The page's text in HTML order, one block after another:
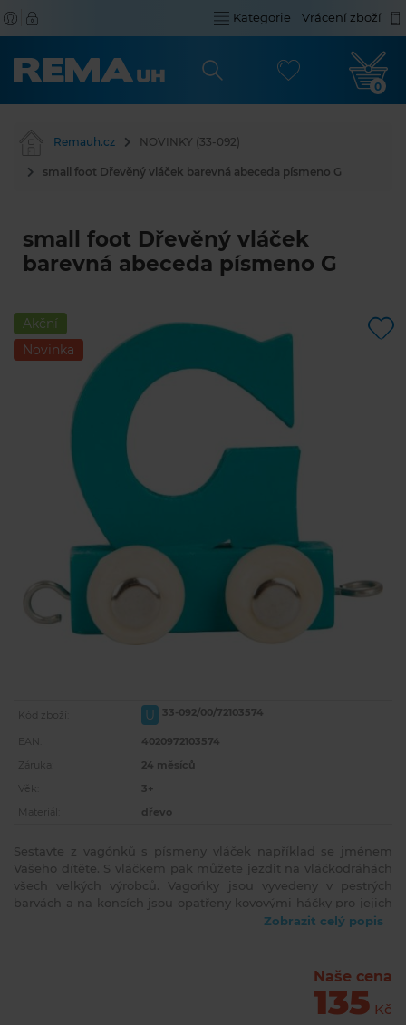
Kategorie Vrácení zboží
0
Remauh.cz NOVINKY (33-092)
small foot Dřevěný vláček barevná abeceda písmeno G
small foot Dřevěný vláček
barevná abeceda písmeno G
Akční
Novinka
Kód zboží: U 33-092/00/72103574
EAN:
4020972103574
Záruka:
24 měsíců
Věk:
3+
Materiál:
dřevo
Sestavte z vagónků s písmeny vláček například se jménem
Vašeho dítěte. S vláčkem pak můžete jezdit na vláčkodráhách
všech velkých výrobců. Vagońky jsou vyvedeny v pestrých
barvách a na koncích jsou opatřeny kovovými háčky pro jejich
spřažení. V nabídce příslušenství k nim naleznete příslušné
provedeníkompatibilní s vláčkodráhami dalších výrobců
Zobrazit celý popis
Naše cena
135 Kč